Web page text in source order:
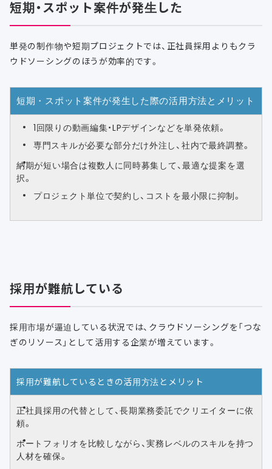
短期・スポット案件が発生した
単発の制作物や短期プロジェクトでは、正社員採用よりもクラ
ウドソーシングのほうが効率的です。
短期・スポット案件が発生した際の活用方法とメリット
1回限りの動画編集・LPデザインなどを単発依頼。
専門スキルが必要な部分だけ外注し、社内で最終調整。
納期が短い場合は複数人に同時募集して、最適な提案を選
択。
プロジェクト単位で契約し、コストを最小限に抑制。
採用が難航している
採用市場が逼迫している状況では、クラウドソーシングを「つな
ぎのリソース」として活用する企業が増えています。
採用が難航しているときの活用方法とメリット
正社員採用の代替として、長期業務委託でクリエイターに依
頼。
ポートフォリオを比較しながら、実務レベルのスキルを持つ
人材を確保。